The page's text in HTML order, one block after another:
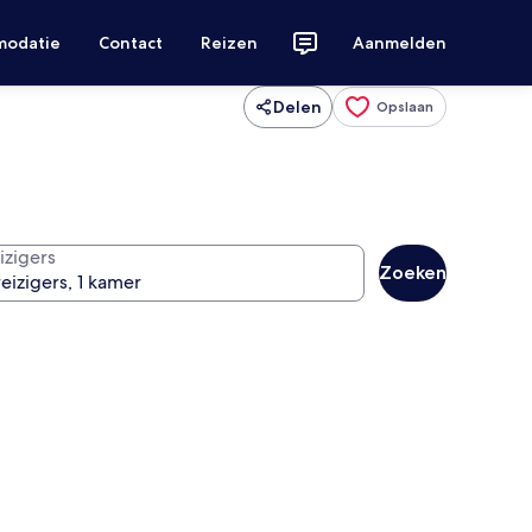
Contact Reizen Aanmelden
Delen Opslaan
Zoeken